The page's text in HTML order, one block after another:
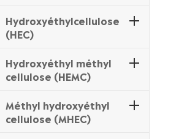
Hydroxyéthylcellulose
(HEC)
Hydroxyéthyl méthyl
cellulose (HEMC)
Méthyl hydroxyéthyl
cellulose (MHEC)